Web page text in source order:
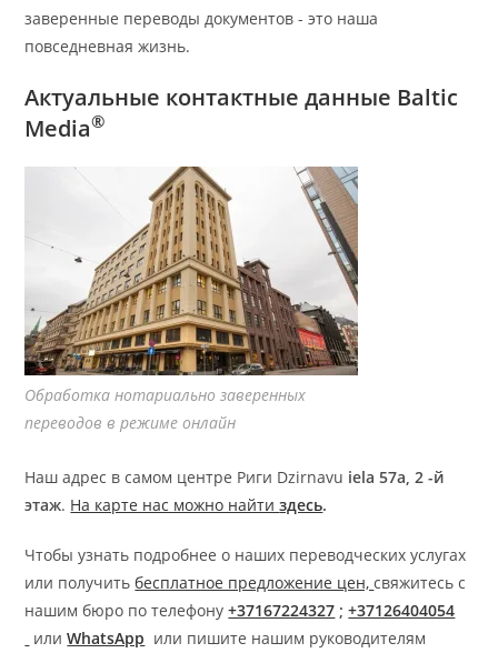
заверенные переводы документов - это наша
повседневная жизнь.
Актуальные контактные данные Baltic
Media®
Обработка нотариально заверенных
переводов в режиме онлайн
Наш адрес в самом центре Риги Dzirnavu iela 57a, 2 -й
этаж. На карте нас можно найтиздесь.
Чтобы узнать подробнее о наших переводческих услугах
или получитьбесплатное предложение цен,свяжитесь с
нашим бюро по телефону+37167224327 ;+37126404054
или WhatsApp или пишите нашим руководителям